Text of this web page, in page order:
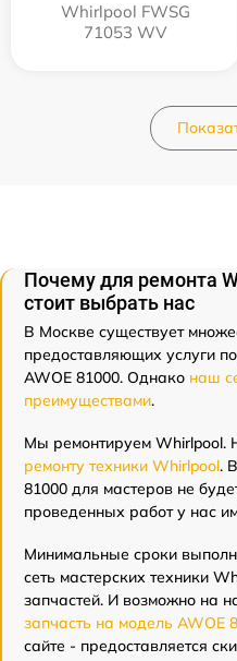
Whirlpool FWSG
71053 WV
Почему для ремонта
стоит выбрать нас
В Москве существует
предоставляющих услуги
AWOE 81000. Однако наш
преимуществами.
Мы ремонтируем Whirlpool.
ремонту техники Whirlpool.
81000 для мастеров не
проведенных работ у нас
Минимальные сроки
сеть мастерских техники
запчастей. И возможно на
запчасть на модель AWOE
сайте - предоставляется